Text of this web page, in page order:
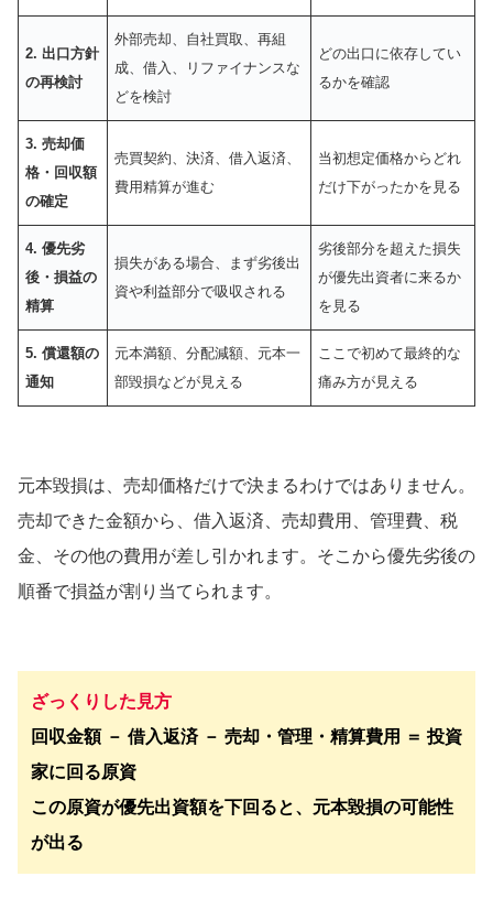
2. 出口方針
の再検討
外部売却、自社買取、再組
成、借入、リファイナンスな
どを検討
どの出口に依存してい
るかを確認
3. 売却価
格・回収額
の確定
売買契約、決済、借入返済、
費用精算が進む
当初想定価格からどれ
だけ下がったかを見る
4. 優先劣
後・損益の
精算
損失がある場合、まず劣後出
資や利益部分で吸収される
劣後部分を超えた損失
が優先出資者に来るか
を見る
5. 償還額の
通知
元本満額、分配減額、元本一
部毀損などが見える
ここで初めて最終的な
痛み方が見える
元本毀損は、売却価格だけで決まるわけではありません。
売却できた金額から、借入返済、売却費用、管理費、税
金、その他の費用が差し引かれます。そこから優先劣後の
順番で損益が割り当てられます。
ざっくりした見方
回収金額 － 借入返済 － 売却・管理・精算費用 ＝ 投資
家に回る原資
この原資が優先出資額を下回ると、元本毀損の可能性
が出る